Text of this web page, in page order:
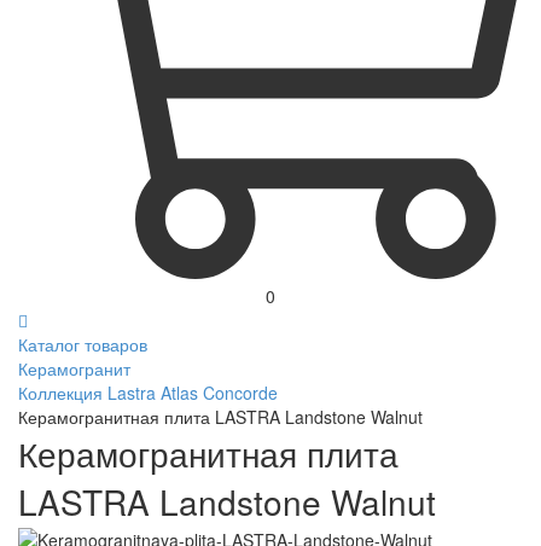
0
Каталог товаров
Керамогранит
Коллекция Lastra Atlas Concorde
Керамогранитная плита LASTRA Landstone Walnut
Керамогранитная плита
LASTRA Landstone Walnut